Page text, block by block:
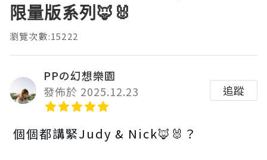
限量版系列🦊🐰
瀏覽次數:15222
PPの幻想樂園
發佈於 2025.12.23
追蹤
個個都講緊Judy & Nick🦊🐰？